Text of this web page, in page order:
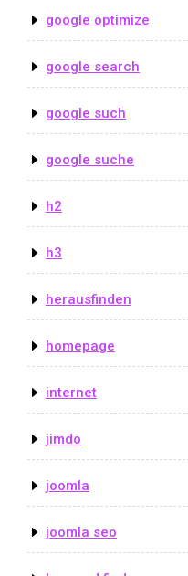
google optimize
google search
google such
google suche
h2
h3
herausfinden
homepage
internet
jimdo
joomla
joomla seo